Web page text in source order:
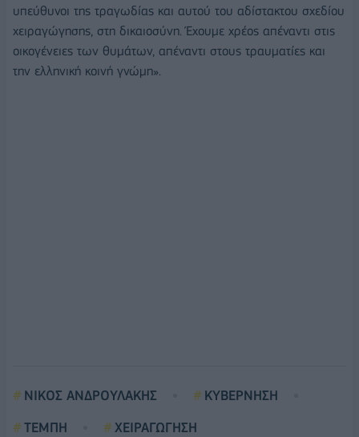
υπεύθυνοι της τραγωδίας και αυτού του αδίστακτου σχεδίου
χειραγώγησης, στη δικαιοσύνη. Έχουμε χρέος απέναντι στις
οικογένειες των θυμάτων, απέναντι στους τραυματίες και
την ελληνική κοινή γνώμη».
ΝΙΚΟΣ ΑΝΔΡΟΥΛΑΚΗΣ
ΚΥΒΕΡΝΗΣΗ
ΤΕΜΠΗ
ΧΕΙΡΑΓΩΓΗΣΗ